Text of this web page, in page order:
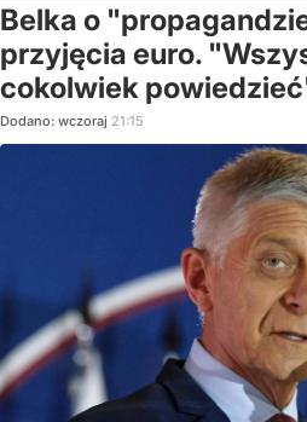
Belka o
przyjęcia euro.
cokolwiek
Dodano: wczoraj 21:15